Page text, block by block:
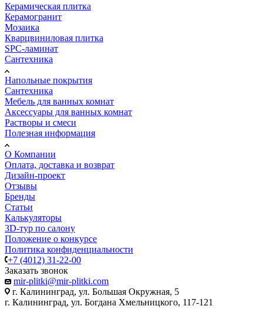
Керамическая плитка
Керамогранит
Мозаика
Кварцвиниловая плитка
SPC-ламинат
Сантехника
Напольные покрытия
Сантехника
Мебель для ванных комнат
Аксессуары для ванных комнат
Растворы и смеси
Полезная информация
О Компании
Оплата, доставка и возврат
Дизайн-проект
Отзывы
Бренды
Статьи
Калькуляторы
3D-тур по салону
Положение о конкурсе
Политика конфиденциальности
+7 (4012) 31-22-00
Заказать звонок
mir-plitki@mir-plitki.com
г. Калининград, ул. Большая Окружная, 5
г. Калининград, ул. Богдана Хмельницкого, 117-121